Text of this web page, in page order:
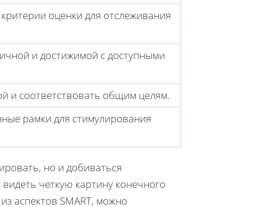
оценки для отслеживания
и достижимой с доступными
и соответствовать общим целям.
рамки для стимулирования
но и добиваться
четкую картину конечного
аспектов SMART, можно